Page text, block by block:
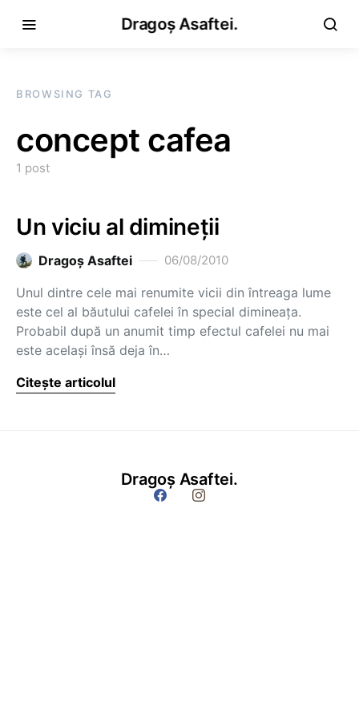
Dragoș Asaftei.
BROWSING TAG
concept cafea
1 post
Un viciu al dimineţii
Dragoş Asaftei 06/08/2010
Unul dintre cele mai renumite vicii din întreaga lume
este cel al băutului cafelei în special dimineaţa.
Probabil după un anumit timp efectul cafelei nu mai
este acelaşi însă deja în…
Citește articolul
Dragoș Asaftei.